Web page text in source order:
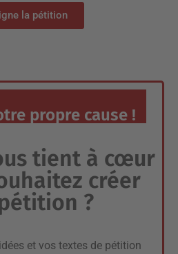
la pétition
propre cause !
tient à cœur
créer
?
et vos textes de pétition